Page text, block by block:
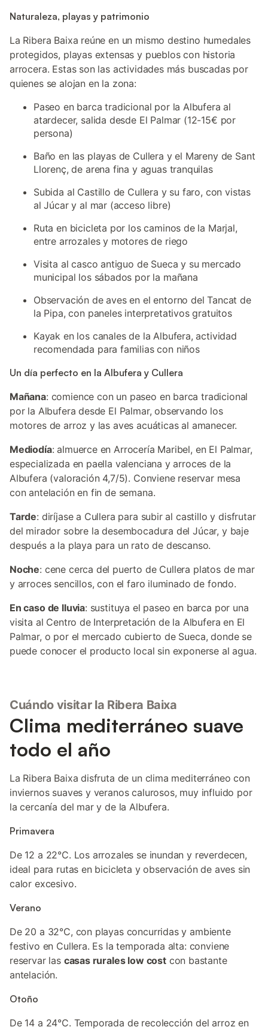
Naturaleza, playas y patrimonio
La Ribera Baixa reúne en un mismo destino humedales
protegidos, playas extensas y pueblos con historia
arrocera. Estas son las actividades más buscadas por
quienes se alojan en la zona:
Paseo en barca tradicional por la Albufera al
atardecer, salida desde El Palmar (12-15€ por
persona)
Baño en las playas de Cullera y el Mareny de Sant
Llorenç, de arena fina y aguas tranquilas
Subida al Castillo de Cullera y su faro, con vistas
al Júcar y al mar (acceso libre)
Ruta en bicicleta por los caminos de la Marjal,
entre arrozales y motores de riego
Visita al casco antiguo de Sueca y su mercado
municipal los sábados por la mañana
Observación de aves en el entorno del Tancat de
la Pipa, con paneles interpretativos gratuitos
Kayak en los canales de la Albufera, actividad
recomendada para familias con niños
Un día perfecto en la Albufera y Cullera
Mañana: comience con un paseo en barca tradicional
por la Albufera desde El Palmar, observando los
motores de arroz y las aves acuáticas al amanecer.
Mediodía: almuerce en Arrocería Maribel, en El Palmar,
especializada en paella valenciana y arroces de la
Albufera (valoración 4,7/5). Conviene reservar mesa
con antelación en fin de semana.
Tarde: diríjase a Cullera para subir al castillo y disfrutar
del mirador sobre la desembocadura del Júcar, y baje
después a la playa para un rato de descanso.
Noche: cene cerca del puerto de Cullera platos de mar
y arroces sencillos, con el faro iluminado de fondo.
En caso de lluvia: sustituya el paseo en barca por una
visita al Centro de Interpretación de la Albufera en El
Palmar, o por el mercado cubierto de Sueca, donde se
puede conocer el producto local sin exponerse al agua.
Cuándo visitar la Ribera Baixa
Clima mediterráneo suave
todo el año
La Ribera Baixa disfruta de un clima mediterráneo con
inviernos suaves y veranos calurosos, muy influido por
la cercanía del mar y de la Albufera.
Primavera
De 12 a 22°C. Los arrozales se inundan y reverdecen,
ideal para rutas en bicicleta y observación de aves sin
calor excesivo.
Verano
De 20 a 32°C, con playas concurridas y ambiente
festivo en Cullera. Es la temporada alta: conviene
reservar las casas rurales low costcon bastante
antelación.
Otoño
De 14 a 24°C. Temporada de recolección del arroz en